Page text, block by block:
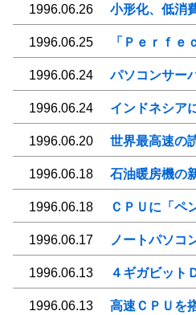
1996.06.26 小形化、低消
1996.06.25 「Ｐｅｒｆ
1996.06.24 パソコンサー
1996.06.24 インドネシア
1996.06.20 世界最高速の
1996.06.18 石油暖房機の
1996.06.18 ＣＰＵに「ペ
1996.06.17 ノートパソコ
1996.06.13 ４ギガビット
1996.06.13 高速ＣＰＵを